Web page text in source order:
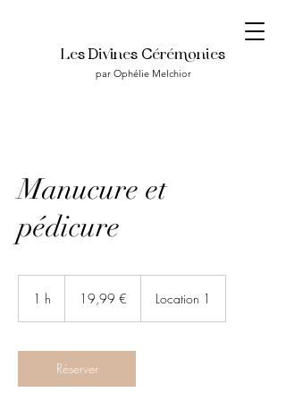
Les Divines Céréonies
par Ophélie Melchior
Manucure et
pédicure
1 h 19,99 € Location 1
Réserver